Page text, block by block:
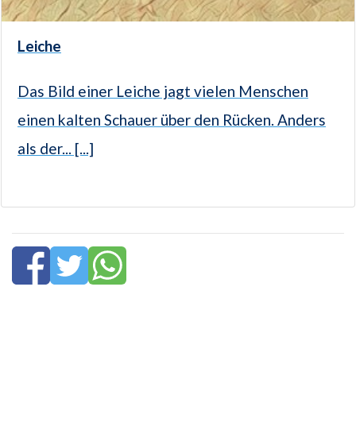
Leiche
Das Bild einer Leiche jagt vielen Menschen
einen kalten Schauer über den Rücken. Anders
als der... [...]